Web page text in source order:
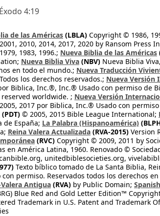
Éxodo 4:19
de las Américas (LBLA) Copyright © 1986,
2010, 2014, 2017, 2020 by Ransom Press
1983, 1996.; Nueva Biblia de las Américas
Nueva Biblia Viva (NBV) Nueva Biblia
en todo el mundo.; Nueva Traducción
los derechos reservados.; Nueva Versión
Biblica, Inc.®, Inc.® Usado con permiso de
worldwide. ; Nueva Versión
2017 por Biblica, Inc.® Usado con
(PDT) © 2005, 2015 Bible League International;
de España; La Palabra (Hispanoamérica)
Reina Valera Actualizada (RVA-2015) Version
(RVC) Copyright © 2009, 2011 by
en América Latina, 1960. Renovado ©
unitedbiblesocieties.org,
Texto bíblico tomado de La Santa Biblia,
con permiso. Reservados todos los derechos
Valera Antigua (RVA) by Public Domain;
Blue Red and Gold Letter Edition™
Trademark in U.S. Patent and Trademark